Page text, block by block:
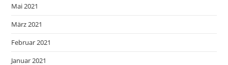
Mai 2021
März 2021
Februar 2021
Januar 2021